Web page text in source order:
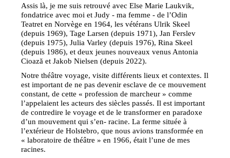
Assis là, je me suis retrouvé avec Else Marie Laukvik,
fondatrice avec moi et Judy - ma femme - de l’Odin
Teatret en Norvège en 1964, les vétérans Ulrik Skeel
(depuis 1969), Tage Larsen (depuis 1971), Jan Ferslev
(depuis 1975), Julia Varley (depuis 1976), Rina Skeel
(depuis 1986), et deux jeunes nouveaux venus Antonia
Cioază et Jakob Nielsen (depuis 2022).
Notre théâtre voyage, visite différents lieux et contextes. Il
est important de ne pas devenir esclave de ce mouvement
constant, de cette « profession de marcheur » comme
l’appelaient les acteurs des siècles passés. Il est important
de contredire le voyage et de le transformer en paradoxe
d’un mouvement qui s’en- racine. La ferme située à
l’extérieur de Holstebro, que nous avions transformée en
« laboratoire de théâtre » en 1966, était l’une de mes
racines.